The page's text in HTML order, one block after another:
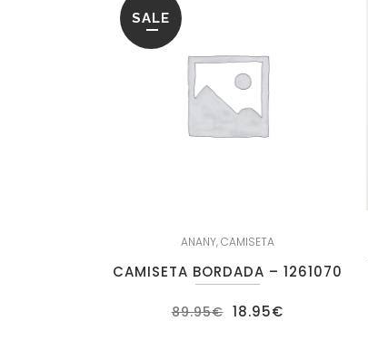
SALE
ANANY,CAMISETA
CAMISETA BORDADA – 1261070
89.95€ El
precio
18.95€El